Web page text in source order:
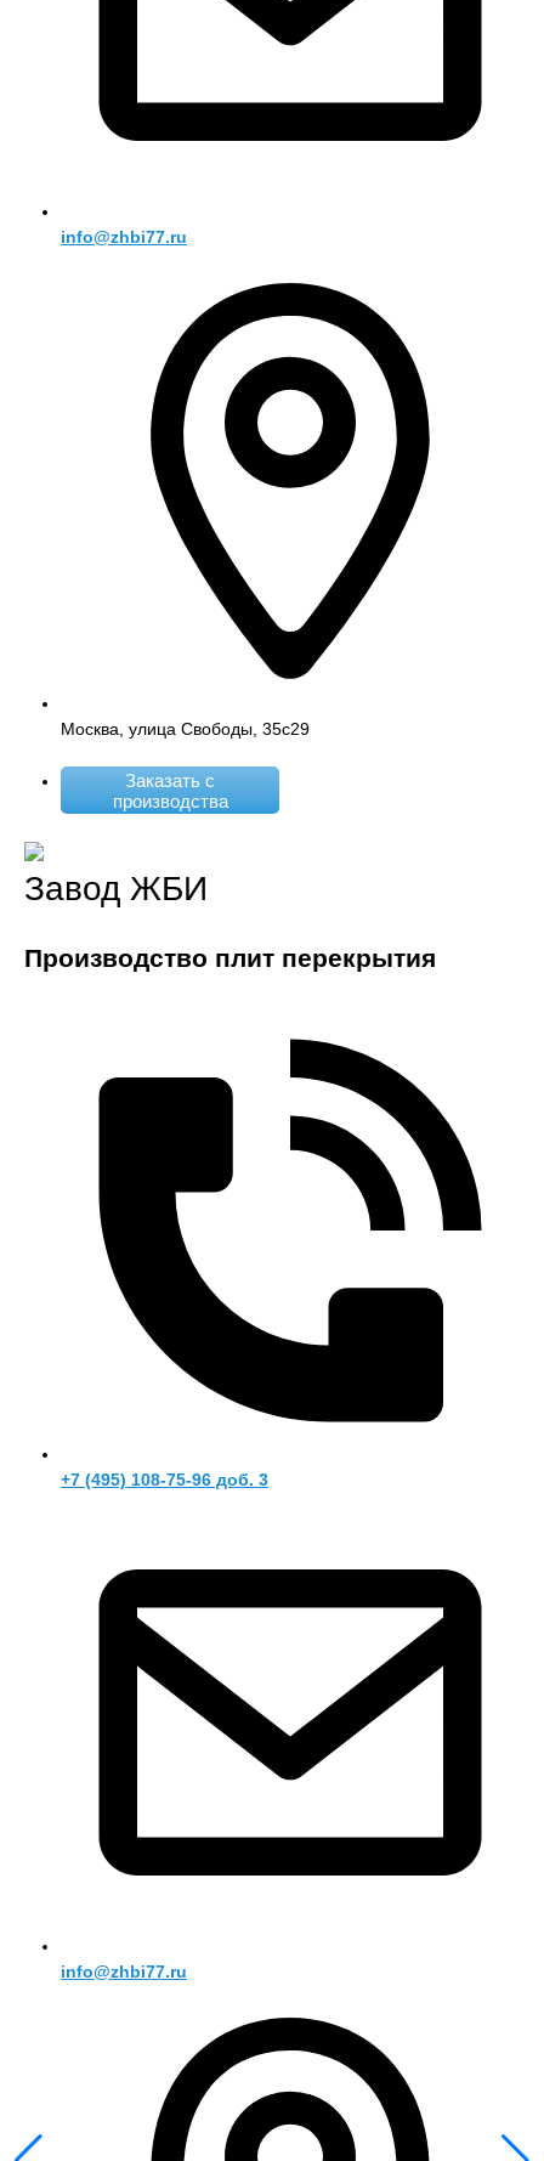
info@zhbi77.ru
Москва, улица Свободы, 35с29
Заказать с
производства
Завод ЖБИ
Производство плит перекрытия
+7 (495) 108-75-96 доб. 3
info@zhbi77.ru